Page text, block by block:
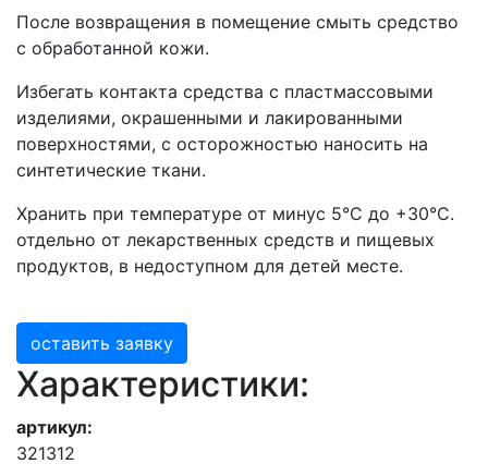
После возвращения в помещение смыть средство
с обработанной кожи.
Избегать контакта средства с пластмассовыми
изделиями, окрашенными и лакированными
поверхностями, с осторожностью наносить на
синтетические ткани.
Хранить при температуре от минус 5°С до +30°С.
отдельно от лекарственных средств и пищевых
продуктов, в недоступном для детей месте.
оставить заявку
Характеристики:
артикул:
321312